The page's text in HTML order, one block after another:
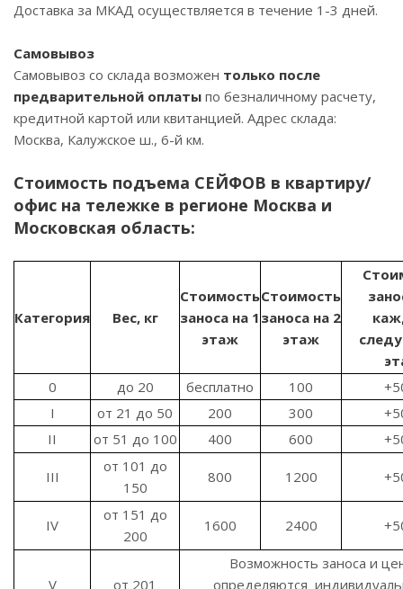
Доставка за МКАД осуществляется в течение 1-3 дней.
Самовывоз
Самовывоз со склада возможен только после
предварительной оплаты по безналичному расчету,
кредитной картой или квитанцией. Адрес склада:
Москва, Калужское ш., 6-й км.
Стоимость подъема СЕЙФОВ в квартиру/
офис на тележке в регионе Москва и
Московская область:
Категория Вес, кг
Стоимость
заноса на 1
этаж
Стоимость
заноса на 2
этаж
0
до 20 бесплатно 100
I
от 21 до 50 200 300
II
от 51 до 100 400 600
III
от 101 до
150
800 1200
IV
от 151 до
200
1600 2400
V от 201
Возможность заноса и
определяются